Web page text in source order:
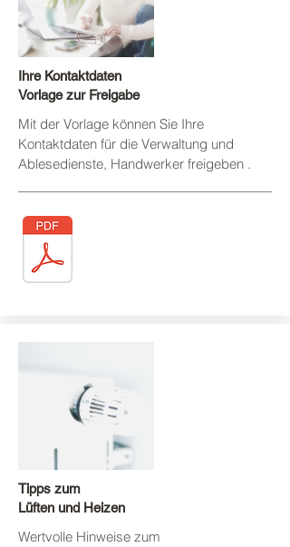
Ihre Kontaktdaten
Vorlage zur Freigabe
Mit der Vorlage können Sie Ihre
Kontaktdaten für die Verwaltung und
Ablesedienste, Handwerker freigeben .
Tipps zum
Lüften und Heizen
Wertvolle Hinweise zum